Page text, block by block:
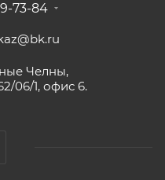
73-84
Челны,
06/1, офис 6.